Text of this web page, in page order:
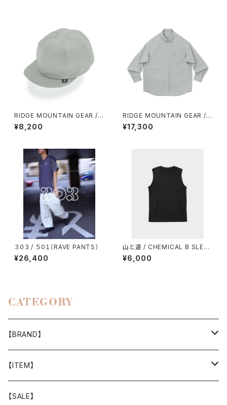
RIDGE MOUNTAIN GEAR / B
ASIC CAP（NT）EXTRA
¥8,200
RIDGE MOUNTAIN GEAR / B
ASIC LONG SLEEVE SHIRT
（MEN）2026
¥17,300
３０３ / ５０１（RAVE PANTS）
¥26,400
山と道 / CHEMICAL B SLEEV
ELESS（MEN）
¥6,000
CATEGORY
【BRAND】
山と道
T-SHIRT
迷迭香
【ITEM】
WEAR
【SALE】